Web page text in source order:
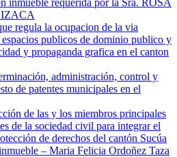
regula la ocupacion de la via
publicos de dominio publico y
y propaganda grafica en el canton
administración, control y
de patentes municipales en el
de las y los miembros principales
de la sociedad civil para integrar el
de derechos del cantón Sucúa
– Maria Felicia Ordoñez Taza